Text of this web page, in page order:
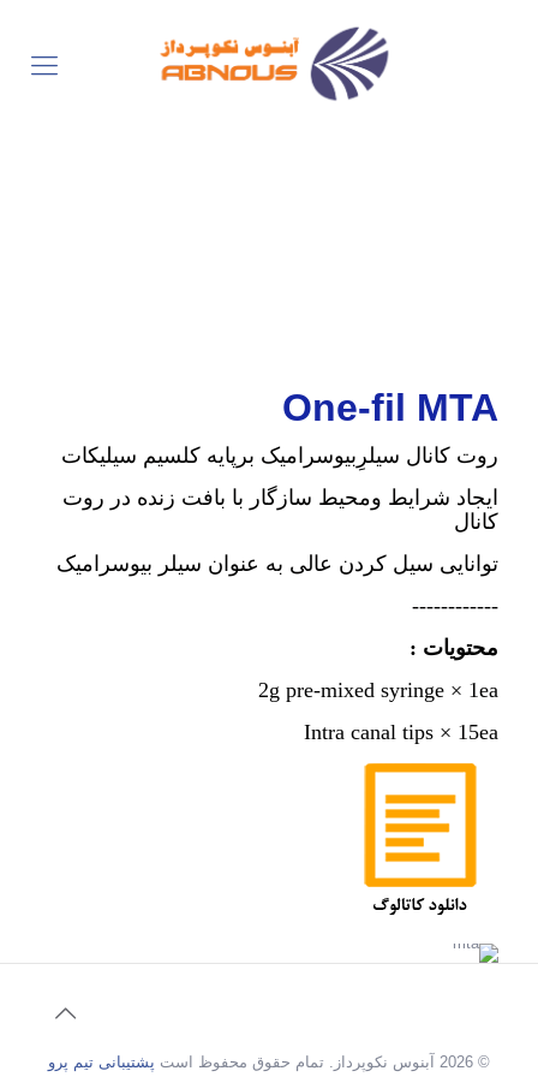
One-fil MTA
روت کانال سیلرِبیوسرامیک برپایه کلسیم سیلیکات
ایجاد شرایط ومحیط سازگار با بافت زنده در روت
کانال
توانایی سیل کردن عالی به عنوان سیلر بیوسرامیک
------------
محتویات :
2g pre-mixed syringe × 1ea
Intra canal tips × 15ea
© 2026 آبنوس نکوپرداز. تمام حقوق محفوظ است
پشتیبانی تیم پرو